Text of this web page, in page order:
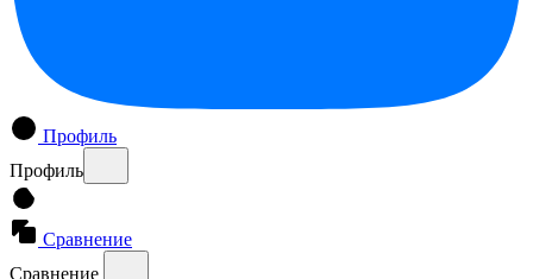
Профиль
Профиль
Сравнение
Сравнение